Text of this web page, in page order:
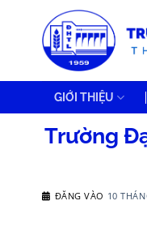
GIỚI THIỆU
Trường
ĐĂNG VÀO 10